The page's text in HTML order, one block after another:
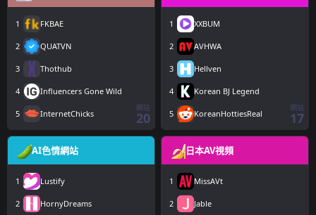
1 FKBAE
2 QUATVN
3 Thothub
4 Influencers Gone Wild
5 InternetChicks
網站
20
1 XXBUM
2 AVHWA
3 Hellven
4 Korean BJ Legend
5 KoreanHottiesReal
網站
17
AI色情網站
1 Lustify
2 HornyDreams
日本AV視頻
1 MissAVt
2 Jable